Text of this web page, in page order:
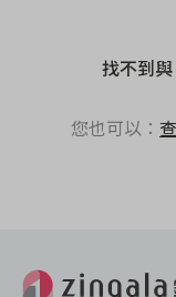
找不到
您也可以：